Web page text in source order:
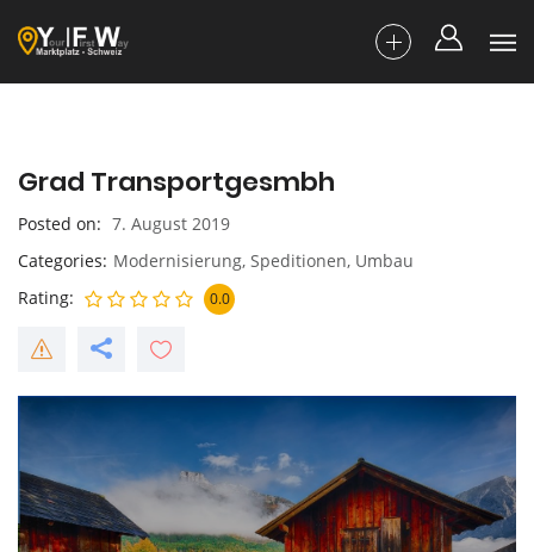
Grad Transportgesmbh
Posted on
7. August 2019
Categories Modernisierung, Speditionen, Umbau
Rating
0.0